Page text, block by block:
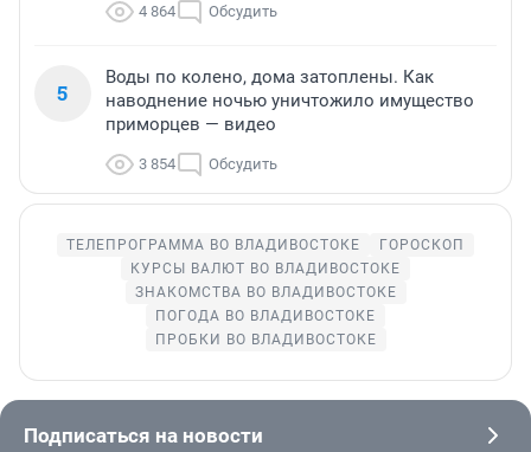
4 864 Обсудить
5
Воды по колено, дома затоплены. Как
наводнение ночью уничтожило имущество
приморцев — видео
3 854 Обсудить
ТЕЛЕПРОГРАММА ВО ВЛАДИВОСТОКЕ
ГОРОСКОП
КУРСЫ ВАЛЮТ ВО ВЛАДИВОСТОКЕ
ЗНАКОМСТВА ВО ВЛАДИВОСТОКЕ
ПОГОДА ВО ВЛАДИВОСТОКЕ
ПРОБКИ ВО ВЛАДИВОСТОКЕ
Подписаться на новости